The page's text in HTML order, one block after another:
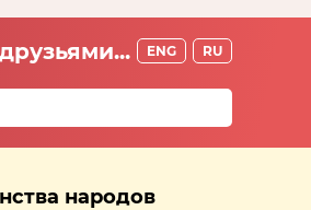
ENG RU
народов